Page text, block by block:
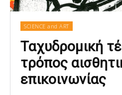
SCIENCE and ART
Ταχυδρομική
τρόπος
επικοινωνίας